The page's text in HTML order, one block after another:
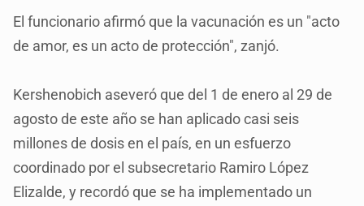
El funcionario afirmó que la vacunación es un "acto
de amor, es un acto de protección", zanjó.
Kershenobich aseveró que del 1 de enero al 29 de
agosto de este año se han aplicado casi seis
millones de dosis en el país, en un esfuerzo
coordinado por el subsecretario Ramiro López
Elizalde, y recordó que se ha implementado un